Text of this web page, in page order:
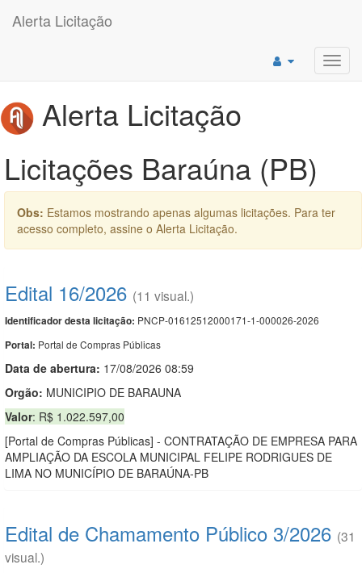
Alerta Licitação
Alerta Licitação
Licitações Baraúna (PB)
Obs: Estamos mostrando apenas algumas licitações. Para ter
acesso completo, assine o Alerta Licitação.
Edital 16/2026 (11 visual.)
Identificador desta licitação: PNCP-01612512000171-1-000026-2026
Portal: Portal de Compras Públicas
Data de abertura: 17/08/2026 08:59
Orgão: MUNICIPIO DE BARAUNA
Valor: R$ 1.022.597,00
[Portal de Compras Públicas] - CONTRATAÇÃO DE EMPRESA PARA
AMPLIAÇÃO DA ESCOLA MUNICIPAL FELIPE RODRIGUES DE
LIMA NO MUNICÍPIO DE BARAÚNA-PB
Edital de Chamamento Público 3/2026 (31
visual.)